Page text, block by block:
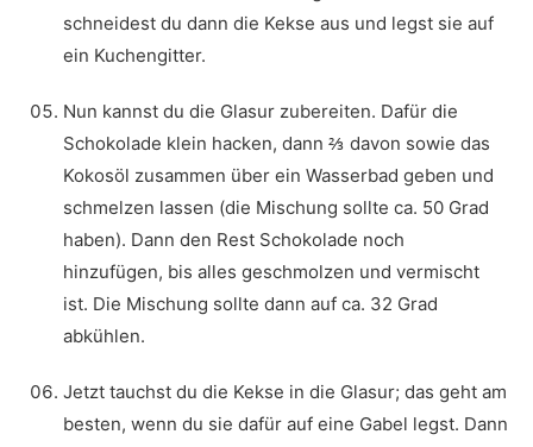
schneidest du dann die Kekse aus und legst sie auf
ein Kuchengitter.
Nun kannst du die Glasur zubereiten. Dafür die
Schokolade klein hacken, dann ⅔ davon sowie das
Kokosöl zusammen über ein Wasserbad geben und
schmelzen lassen (die Mischung sollte ca. 50 Grad
haben). Dann den Rest Schokolade noch
hinzufügen, bis alles geschmolzen und vermischt
ist. Die Mischung sollte dann auf ca. 32 Grad
abkühlen.
Jetzt tauchst du die Kekse in die Glasur; das geht am
besten, wenn du sie dafür auf eine Gabel legst. Dann